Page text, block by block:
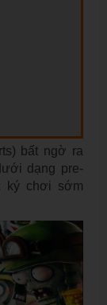
bất ngờ ra
dạng pre-
ký chơi sớm